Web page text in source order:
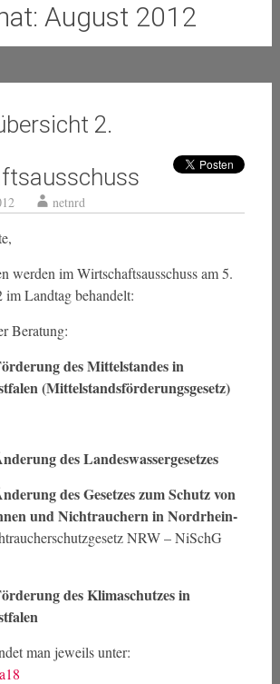
August 2012
2.
netnrd
werden im Wirtschaftsausschuss am 5.
im Landtag behandelt:
Beratung:
des Mittelstandes in
(Mittelstandsförderungsgesetz)
des Landeswassergesetzes
des Gesetzes zum Schutz von
und Nichtrauchern in Nordrhein-
NRW – NiSchG
des Klimaschutzes in
man jeweils unter: